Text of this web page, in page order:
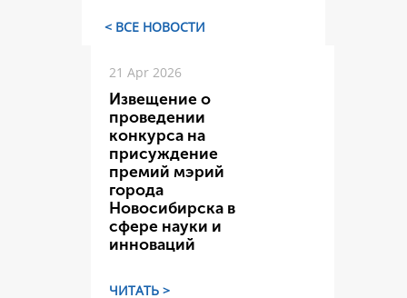
< ВСЕ НОВОСТИ
21 Apr 2026
Извещение о
проведении
конкурса на
присуждение
премий мэрий
города
Новосибирска в
сфере науки и
инноваций
ЧИТАТЬ >